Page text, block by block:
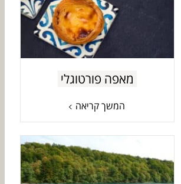
מאפה פורטוגלי
המשך קריאה